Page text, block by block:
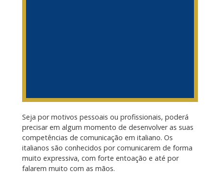
Seja por motivos pessoais ou profissionais, poderá
precisar em algum momento de desenvolver as suas
competências de comunicação em italiano. Os
italianos são conhecidos por comunicarem de forma
muito expressiva, com forte entoação e até por
falarem muito com as mãos.